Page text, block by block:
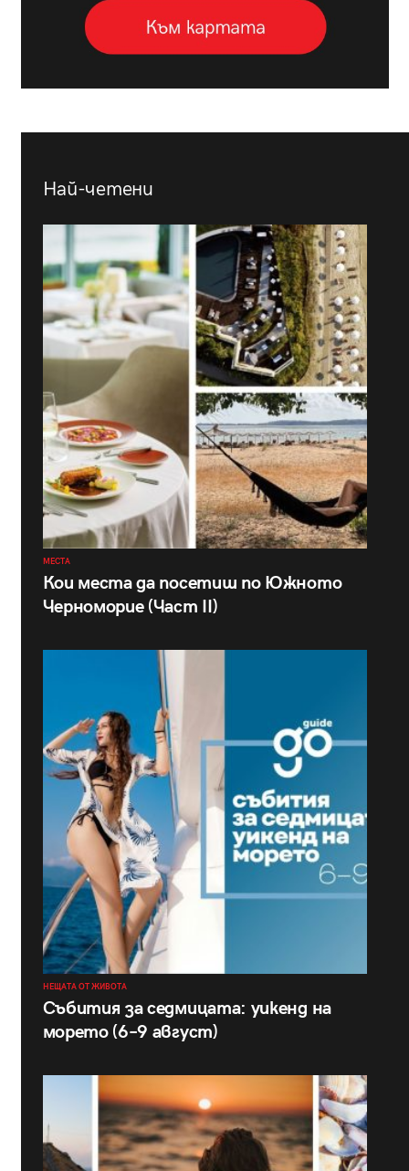
Най-четени
МЕСТА
Кои места да посетиш по Южното
Черноморие (Част II)
НЕЩАТА ОТ ЖИВОТА
Събития за седмицата: уикенд на
морето (6–9 август)